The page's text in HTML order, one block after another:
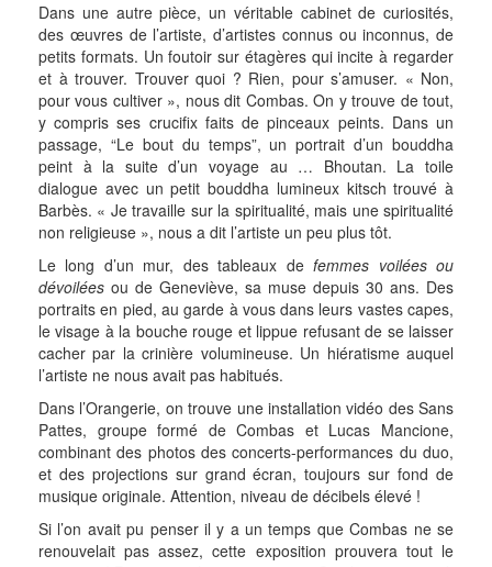
Dans une autre pièce, un véritable cabinet de curiosités,
des œuvres de l’artiste, d’artistes connus ou inconnus, de
petits formats. Un foutoir sur étagères qui incite à regarder
et à trouver. Trouver quoi ? Rien, pour s’amuser. « Non,
pour vous cultiver », nous dit Combas. On y trouve de tout,
y compris ses crucifix faits de pinceaux peints. Dans un
passage, “Le bout du temps”, un portrait d’un bouddha
peint à la suite d’un voyage au … Bhoutan. La toile
dialogue avec un petit bouddha lumineux kitsch trouvé à
Barbès. « Je travaille sur la spiritualité, mais une spiritualité
non religieuse », nous a dit l’artiste un peu plus tôt.
Le long d’un mur, des tableaux defemmes voilées ou
dévoilées ou de Geneviève, sa muse depuis 30 ans. Des
portraits en pied, au garde à vous dans leurs vastes capes,
le visage à la bouche rouge et lippue refusant de se laisser
cacher par la crinière volumineuse. Un hiératisme auquel
l’artiste ne nous avait pas habitués.
Dans l’Orangerie, on trouve une installation vidéo des Sans
Pattes, groupe formé de Combas et Lucas Mancione,
combinant des photos des concerts-performances du duo,
et des projections sur grand écran, toujours sur fond de
musique originale. Attention, niveau de décibels élevé !
Si l’on avait pu penser il y a un temps que Combas ne se
renouvelait pas assez, cette exposition prouvera tout le